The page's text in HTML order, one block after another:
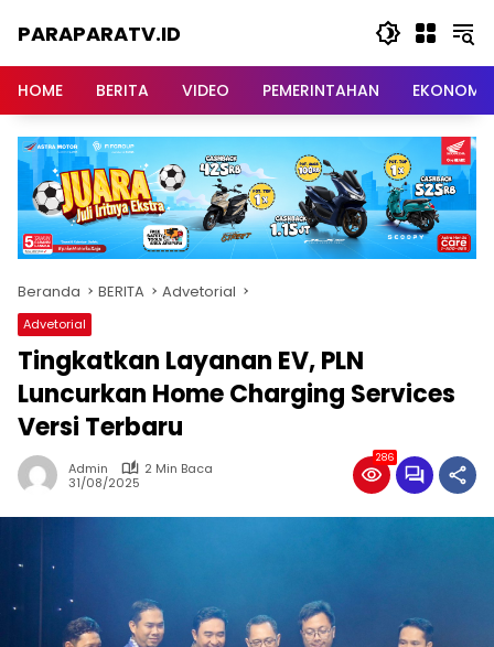
PARAPARATV.ID
Papua
HOME BERITA VIDEO PEMERINTAHAN EKONOMI
Beranda BERITA Advetorial
Advetorial
Tingkatkan Layanan EV, PLN
Luncurkan Home Charging Services
Versi Terbaru
Admin
2 Min Baca
31/08/2025
286